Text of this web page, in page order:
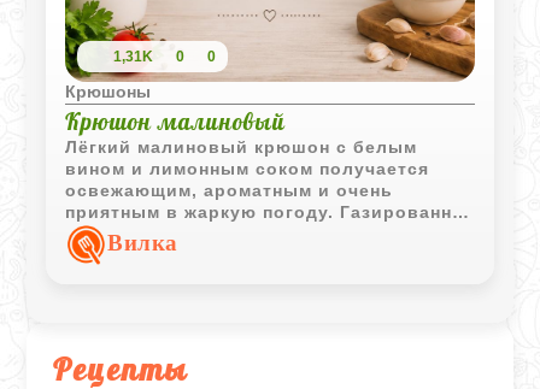
Рецепты
1,31K 0 0
Крюшоны
Крюшон малиновый
Лёгкий малиновый крюшон с белым
вином и лимонным соком получается
освежающим, ароматным и очень
приятным в жаркую погоду. Газированная
вода делает напиток более воздушным, а
малина добавляет насыщенный ягодный
Вилка